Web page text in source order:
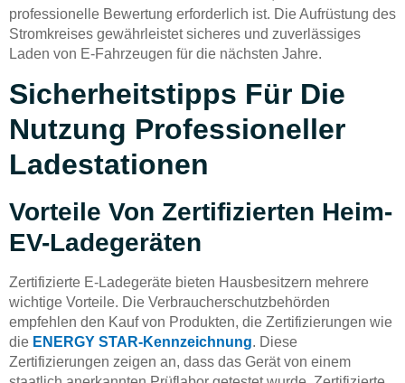
professionelle Bewertung erforderlich ist. Die Aufrüstung des
Stromkreises gewährleistet sicheres und zuverlässiges
Laden von E-Fahrzeugen für die nächsten Jahre.
Sicherheitstipps Für Die
Nutzung Professioneller
Ladestationen
Vorteile Von Zertifizierten Heim-
EV-Ladegeräten
Zertifizierte E-Ladegeräte bieten Hausbesitzern mehrere
wichtige Vorteile. Die Verbraucherschutzbehörden
empfehlen den Kauf von Produkten, die Zertifizierungen wie
die ENERGY STAR-Kennzeichnung. Diese
Zertifizierungen zeigen an, dass das Gerät von einem